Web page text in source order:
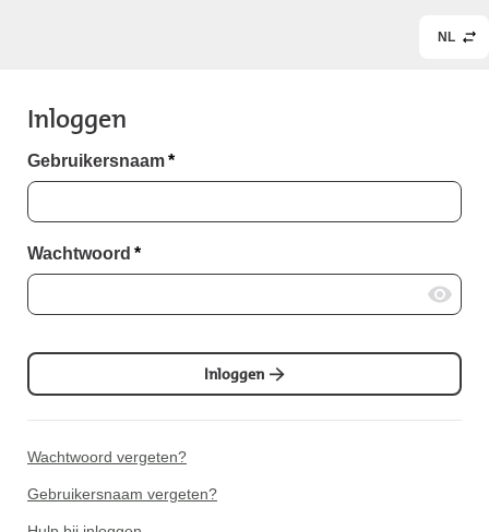
NL
Inloggen
Gebruikersnaam*
Wachtwoord *
Inloggen
Wachtwoord vergeten?
Gebruikersnaam vergeten?